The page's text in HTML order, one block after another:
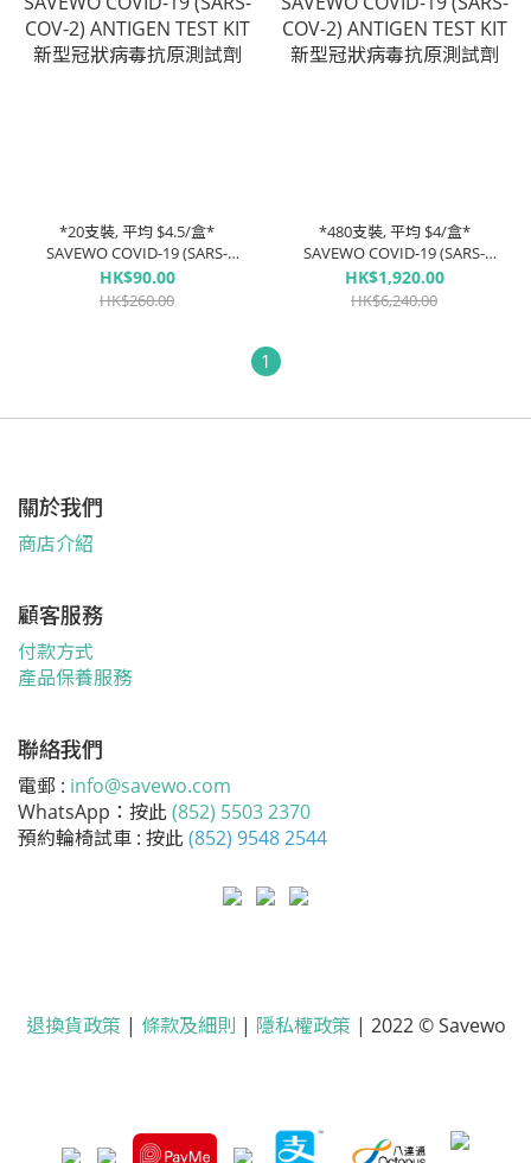
*20支裝, 平均 $4.5/盒*
SAVEWO COVID-19 (SARS-
COV-2) ANTIGEN TEST KIT 新
型冠狀病毒抗原測試劑
HK$90.00
HK$260.00
*480支裝, 平均 $4/盒*
SAVEWO COVID-19 (SARS-
COV-2) ANTIGEN TEST KIT 新
型冠狀病毒抗原測試劑
HK$1,920.00
HK$6,240.00
1
關於我們
商店介紹
顧客服務
付款方式
產品保養服務
聯絡我們
電郵 : info@savewo.com
WhatsApp：按此 (852) 5503 2370
預約輪椅試車 : 按此 (852) 9548 2544
退換貨政策 | 條款及細則 | 隱私權政策 | 2022 © Savewo